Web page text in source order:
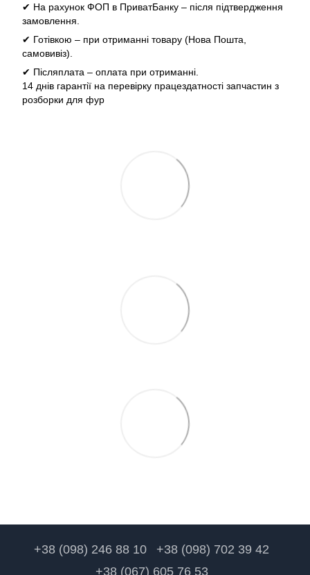
✔ На рахунок ФОП в ПриватБанку – після підтвердження
замовлення.
✔ Готівкою – при отриманні товару (Нова Пошта,
самовивіз).
✔ Післяплата – оплата при отриманні.
14 днів гарантії на перевірку працездатності запчастин з
розборки для фур
+38 (098) 246 88 10
+38 (098) 702 39 42
+38 (067) 605 76 53